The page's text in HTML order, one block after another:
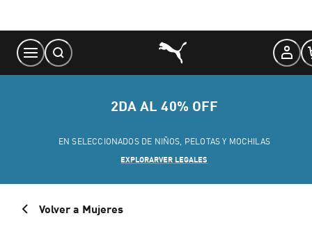
Content
2DA AL 40% OFF
EN SELECCIONADOS DE NIÑOS, PELOTAS Y MOCHILAS
EXPLORARVER LEGALES
Volver a Mujeres